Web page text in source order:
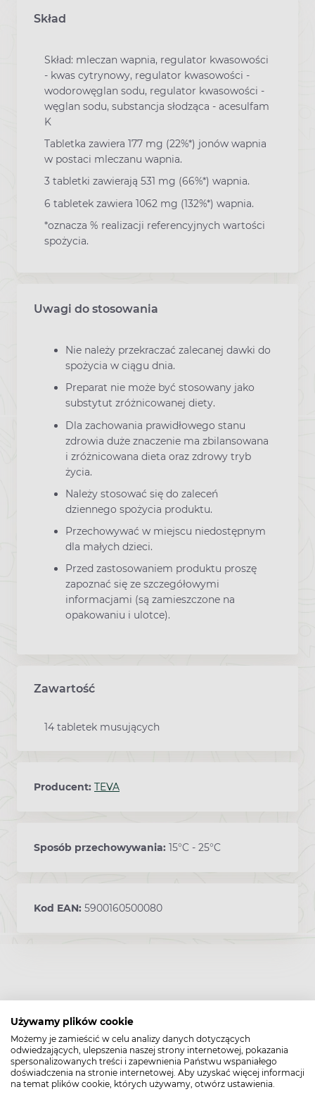
Używamy plików cookie
Możemy je zamieścić w celu analizy danych dotyczących
odwiedzających, ulepszenia naszej strony internetowej, pokazania
spersonalizowanych treści i zapewnienia Państwu wspaniałego
doświadczenia na stronie internetowej. Aby uzyskać więcej informacji
na temat plików cookie, których używamy, otwórz ustawienia.
Skład
Skład: mleczan wapnia, regulator kwasowości
- kwas cytrynowy, regulator kwasowości -
wodorowęglan sodu, regulator kwasowości -
węglan sodu, substancja słodząca - acesulfam
K
Tabletka zawiera 177 mg (22%*) jonów wapnia
w postaci mleczanu wapnia.
3 tabletki zawierają 531 mg (66%*) wapnia.
6 tabletek zawiera 1062 mg (132%*) wapnia.
*oznacza % realizacji referencyjnych wartości
spożycia.
Uwagi do stosowania
Nie należy przekraczać zalecanej dawki do
spożycia w ciągu dnia.
Preparat nie może być stosowany jako
substytut zróżnicowanej diety.
Dla zachowania prawidłowego stanu
zdrowia duże znaczenie ma zbilansowana
i zróżnicowana dieta oraz zdrowy tryb
życia.
Należy stosować się do zaleceń
dziennego spożycia produktu.
Przechowywać w miejscu niedostępnym
dla małych dzieci.
Przed zastosowaniem produktu proszę
zapoznać się ze szczegółowymi
informacjami (są zamieszczone na
opakowaniu i ulotce).
Zawartość
14 tabletek musujących
Producent: TEVA
Sposób przechowywania: 15°C - 25°C
Kod EAN: 5900160500080
Cechy produktu
Typ produktu: